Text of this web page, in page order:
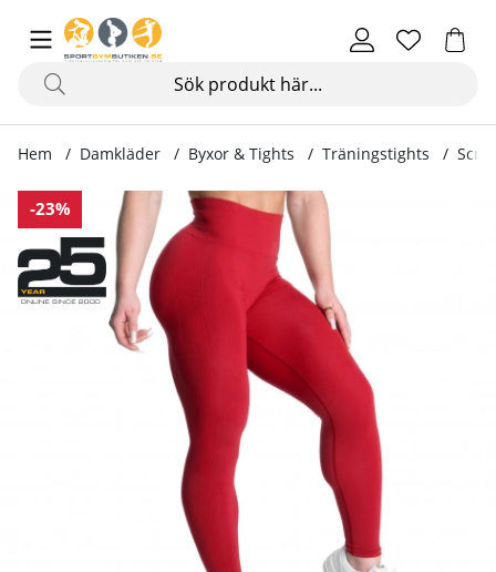
Hem Damkläder Byxor & Tights Träningstights
-23%
Produktbilder Scrunch Leggings, chili red